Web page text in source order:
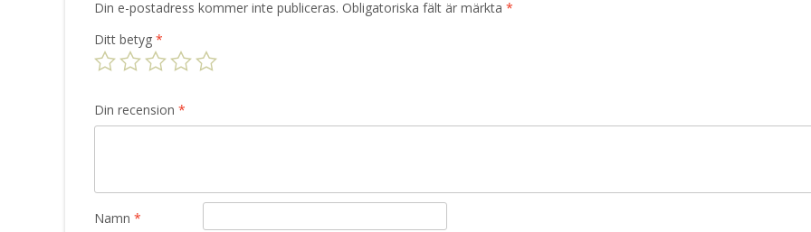
Din e-postadress kommer inte publiceras. Obligatoriska fält är märkta *
Ditt betyg *
Din recension *
Namn *